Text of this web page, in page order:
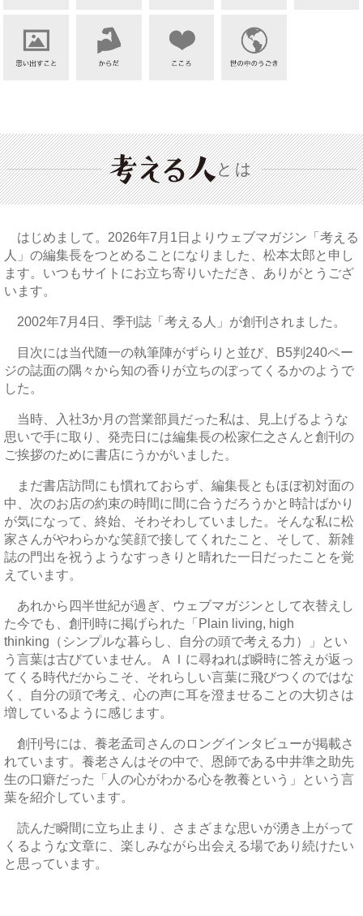
とは
はじめまして。2026年7月1日よりウェブマガジン「考える
人」の編集長をつとめることになりました、松本太郎と申し
ます。いつもサイトにお立ち寄りいただき、ありがとうござ
います。
2002年7月4日、季刊誌「考える人」が創刊されました。
目次には当代随一の執筆陣がずらりと並び、B5判240ペー
ジの誌面の隅々から知の香りが立ちのぼってくるかのようで
した。
当時、入社3か月の営業部員だった私は、見上げるような
思いで手に取り、発売日には編集長の松家仁之さんと創刊の
ご挨拶のために書店にうかがいました。
まだ書店訪問にも慣れておらず、編集長ともほぼ初対面の
中、次のお店の約束の時間に間に合うだろうかと時計ばかり
が気になって、終始、そわそわしていました。そんな私に松
家さんがやわらかな笑顔で接してくれたこと、そして、新雑
誌の門出を祝うようなすっきりと晴れた一日だったことを覚
えています。
あれから四半世紀が過ぎ、ウェブマガジンとして衣替えし
た今でも、創刊時に掲げられた「Plain living, high
thinking（シンプルな暮らし、自分の頭で考える力）」とい
う言葉は古びていません。ＡＩに尋ねれば瞬時に答えが返っ
てくる時代だからこそ、それらしい言葉に飛びつくのではな
く、自分の頭で考え、心の声に耳を澄ませることの大切さは
増しているように感じます。
創刊号には、養老孟司さんのロングインタビューが掲載さ
れています。養老さんはその中で、恩師である中井準之助先
生の口癖だった「人の心がわかる心を教養という」という言
葉を紹介しています。
読んだ瞬間に立ち止まり、さまざまな思いが湧き上がって
くるような文章に、楽しみながら出会える場であり続けたい
と思っています。